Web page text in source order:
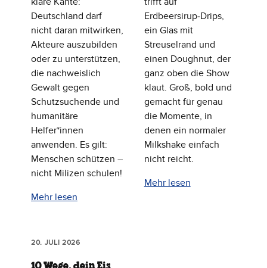
Deutschland darf
nicht daran mitwirken,
Akteure auszubilden
oder zu unterstützen,
die nachweislich
Gewalt gegen
Schutzsuchende und
humanitäre
Helfer*innen
anwenden. Es gilt:
Menschen schützen –
nicht Milizen schulen!
Mehr lesen
Erdbeersirup‑Drips,
ein Glas mit
Streuselrand und
einen Doughnut, der
ganz oben die Show
klaut. Groß, bold und
gemacht für genau
die Momente, in
denen ein normaler
Milkshake einfach
nicht reicht.
Mehr lesen
20. JULI 2026